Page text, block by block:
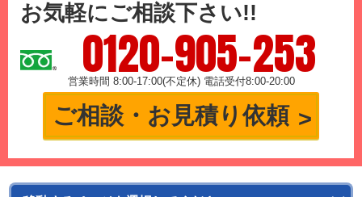
お気軽にご相談下さい!!
0120-905-253
営業時間 8:00-17:00(不定休) 電話受付8:00-20:00
ご相談・お見積り依頼